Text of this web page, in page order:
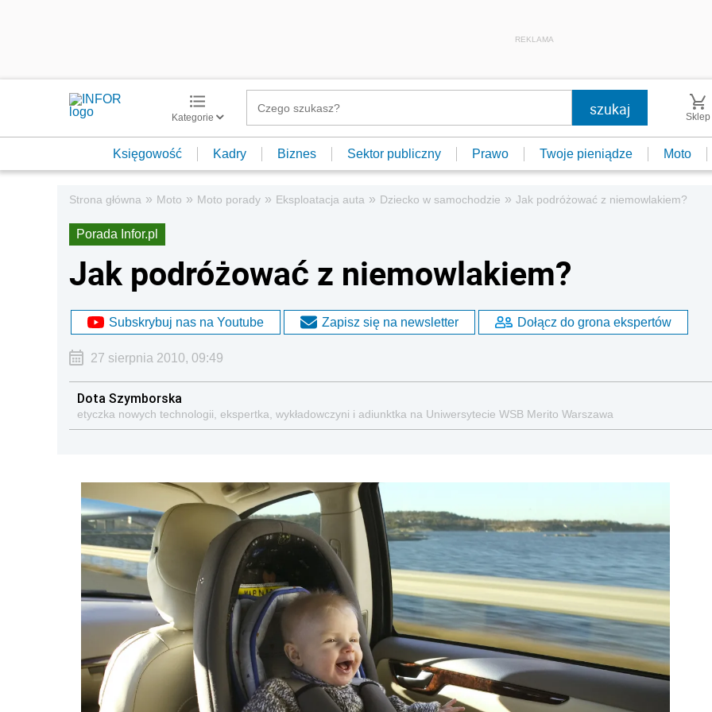
REKLAMA
Kategorie Sklep
Księgowość Kadry Biznes Sektor publiczny Prawo Twoje pieniądze Moto
Strona główna » Moto » Moto porady » Eksploatacja auta » Dziecko w samochodzie » Jak podróżować z niemowlakiem?
Porada Infor.pl
Jak podróżować z niemowlakiem?
Subskrybuj nas na Youtube Zapisz się na newsletter Dołącz do grona ekspertów
27 sierpnia 2010, 09:49
Dota Szymborska
etyczka nowych technologii, ekspertka, wykładowczyni i adiunktka na Uniwersytecie WSB Merito Warszawa